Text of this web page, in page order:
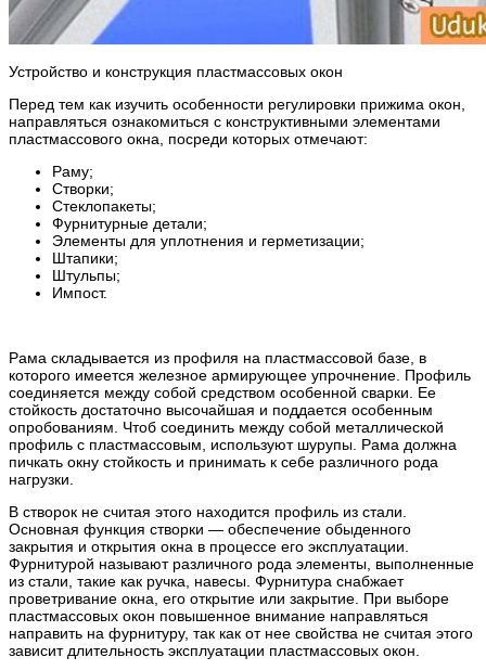
Устройство и конструкция пластмассовых окон
Перед тем как изучить особенности регулировки прижима окон,
направляться ознакомиться с конструктивными элементами
пластмассового окна, посреди которых отмечают:
Раму;
Створки;
Стеклопакеты;
Фурнитурные детали;
Элементы для уплотнения и герметизации;
Штапики;
Штульпы;
Импост.
Рама складывается из профиля на пластмассовой базе, в
которого имеется железное армирующее упрочнение. Профиль
соединяется между собой средством особенной сварки. Ее
стойкость достаточно высочайшая и поддается особенным
опробованиям. Чтоб соединить между собой металлической
профиль с пластмассовым, используют шурупы. Рама должна
пичкать окну стойкость и принимать к себе различного рода
нагрузки.
В створок не считая этого находится профиль из стали.
Основная функция створки — обеспечение обыденного
закрытия и открытия окна в процессе его эксплуатации.
Фурнитурой называют различного рода элементы, выполненные
из стали, такие как ручка, навесы. Фурнитура снабжает
проветривание окна, его открытие или закрытие. При выборе
пластмассовых окон повышенное внимание направляться
направить на фурнитуру, так как от нее свойства не считая этого
зависит длительность эксплуатации пластмассовых окон.